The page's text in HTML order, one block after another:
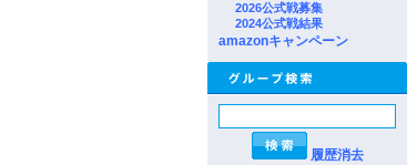
2026公式戦募集
2024公式戦結果
amazonキャンペーン
履歴消去